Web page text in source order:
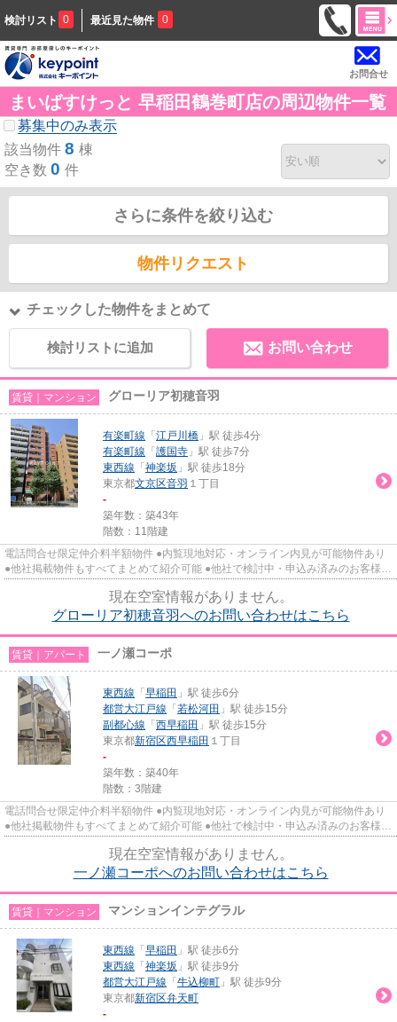
検討リスト 0 最近見た物件 0
お問合せ
まいばすけっと 早稲田鶴巻町店の周辺物件一覧
募集中のみ表示
該当物件 8 棟
空き数 0 件
さらに条件を絞り込む
物件リクエスト
チェックした物件をまとめて
検討リストに追加 お問い合わせ
賃貸｜マンション グローリア初穂音羽
有楽町線 「 江戸川橋 」駅 徒歩4分
有楽町線 「 護国寺 」駅 徒歩7分
東西線 「 神楽坂 」駅 徒歩18分
東京都文京区音羽 １丁目
-
築年数：築43年
階数：11階建
電話問合せ限定仲介料半額物件 ●内覧現地対応・オンライン内見が可能物件あり
●他社掲載物件もすべてまとめて紹介可能 ●他社で検討中・申込み済みのお客様、
現在空室情報がありません。
グローリア初穂音羽へのお問い合わせはこちら
賃貸｜アパート 一ノ瀬コーポ
東西線 「 早稲田 」駅 徒歩6分
都営大江戸線 「 若松河田 」駅 徒歩15分
副都心線 「 西早稲田 」駅 徒歩15分
東京都新宿区西早稲田 １丁目
-
築年数：築40年
階数：3階建
電話問合せ限定仲介料半額物件 ●内覧現地対応・オンライン内見が可能物件あり
●他社掲載物件もすべてまとめて紹介可能 ●他社で検討中・申込み済みのお客様、
現在空室情報がありません。
一ノ瀬コーポへのお問い合わせはこちら
賃貸｜マンション マンションインテグラル
東西線 「 早稲田 」駅 徒歩6分
東西線 「 神楽坂 」駅 徒歩9分
都営大江戸線 「 牛込柳町 」駅 徒歩9分
東京都新宿区弁天町
-